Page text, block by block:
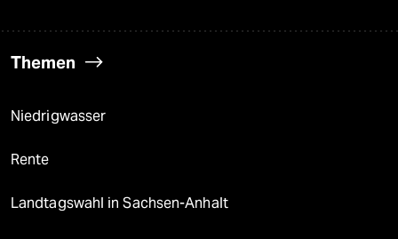
Themen
Niedrigwasser
Rente
Landtagswahl in Sachsen-Anhalt